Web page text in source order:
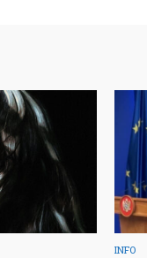
INFO